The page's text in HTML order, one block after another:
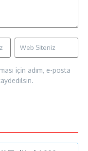
için adım, e-posta